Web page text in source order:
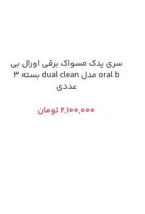
سری یدک مسواک برقی اورال بی
oral b مدل dual clean بسته 3
عددی
تومان